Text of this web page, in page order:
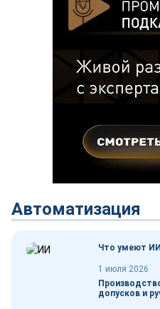
Автоматизация
Что умеют
1 июля 2026
допусков и